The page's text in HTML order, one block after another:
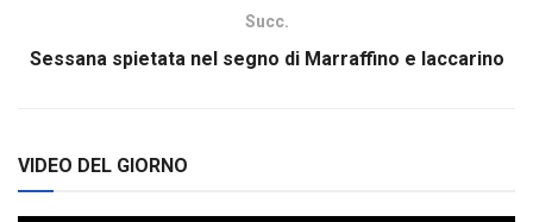
Succ.
Sessana spietata nel segno di Marraffino e Iaccarino
VIDEO DEL GIORNO